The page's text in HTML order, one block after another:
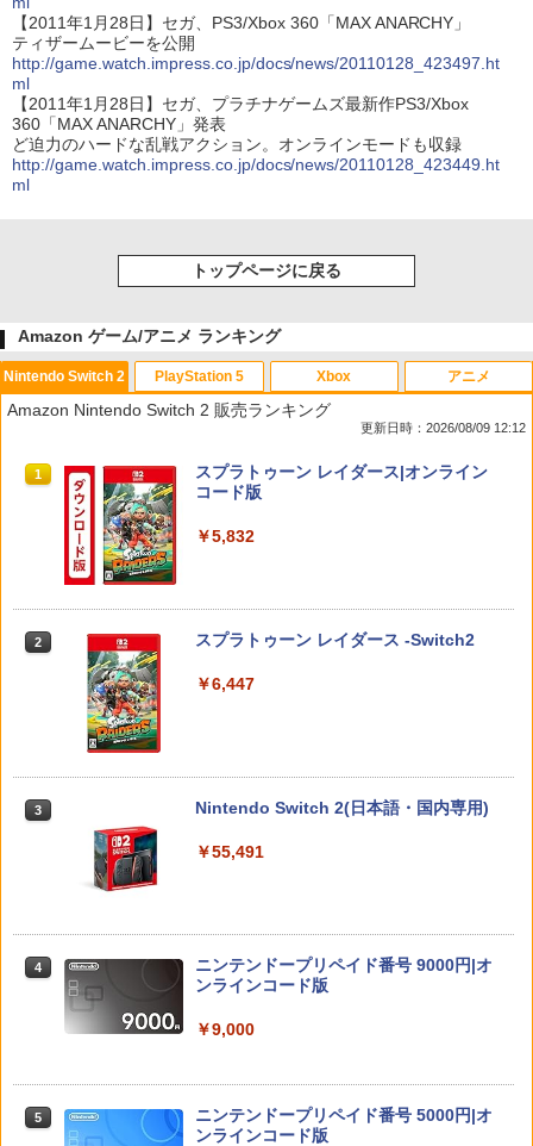
【2011年1月28日】セガ、PS3/Xbox 360「MAX ANARCHY」
ティザームービーを公開
http://game.watch.impress.co.jp/docs/news/20110128_423497.ht
ml
【2011年1月28日】セガ、プラチナゲームズ最新作PS3/Xbox
360「MAX ANARCHY」発表
ど迫力のハードな乱戦アクション。オンラインモードも収録
http://game.watch.impress.co.jp/docs/news/20110128_423449.ht
ml
トップページに戻る
Amazon ゲーム/アニメ ランキング
Nintendo Switch 2
Amazon Nintendo Switch 2 販売ランキング
更新日時：2026/08/09 12:12
1
スプラトゥーン レイダース|オンライン
コード版
￥5,832
2 スプラトゥーン レイダース -Switch2
￥6,447
3 Nintendo Switch 2(日本語・国内専用)
￥55,491
4
ニンテンドープリペイド番号 9000円|オ
ンラインコード版
￥9,000
5
ニンテンドープリペイド番号 5000円|オ
ンラインコード版
PlayStation 5 Xbox アニメ